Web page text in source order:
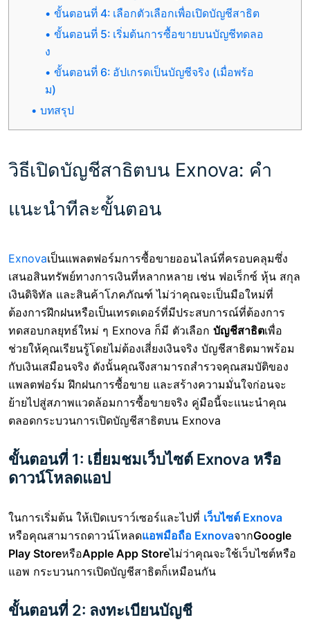
ขั้นตอนที่ 4: เลือกตัวเลือกเพื่อเปิดบัญชีสาธิต
ขั้นตอนที่ 5: เริ่มต้นการซื้อขายบนบัญชีทดลอ
ง
ขั้นตอนที่ 6: อัปเกรดเป็นบัญชีจริง (เมื่อพร้อ
ม)
บทสรุป
วิธีเปิดบัญชีสาธิตบน Exnova: คำ
แนะนำทีละขั้นตอน
Exnovaเป็นแพลตฟอร์มการซื้อขายออนไลน์ที่ครอบคลุมซึ่ง
เสนอสินทรัพย์ทางการเงินที่หลากหลาย เช่น ฟอเร็กซ์ หุ้น สกุล
เงินดิจิทัล และสินค้าโภคภัณฑ์ ไม่ว่าคุณจะเป็นมือใหม่ที่
ต้องการฝึกฝนหรือเป็นเทรดเดอร์ที่มีประสบการณ์ที่ต้องการ
ทดสอบกลยุทธ์ใหม่ ๆ Exnova ก็มี ตัวเลือก บัญชีสาธิตเพื่อ
ช่วยให้คุณเรียนรู้โดยไม่ต้องเสี่ยงเงินจริง บัญชีสาธิตมาพร้อม
กับเงินเสมือนจริง ดังนั้นคุณจึงสามารถสำรวจคุณสมบัติของ
แพลตฟอร์ม ฝึกฝนการซื้อขาย และสร้างความมั่นใจก่อนจะ
ย้ายไปสู่สภาพแวดล้อมการซื้อขายจริง คู่มือนี้จะแนะนำคุณ
ตลอดกระบวนการเปิดบัญชีสาธิตบน Exnova
ขั้นตอนที่ 1: เยี่ยมชมเว็บไซต์ Exnova หรือ
ดาวน์โหลดแอป
ในการเริ่มต้น ให้เปิดเบราว์เซอร์และไปที่ เว็บไซต์ Exnova
หรือคุณสามารถดาวน์โหลดแอพมือถือ ExnovaจากGoogle
Play StoreหรือApple App Storeไม่ว่าคุณจะใช้เว็บไซต์หรือ
แอพ กระบวนการเปิดบัญชีสาธิตก็เหมือนกัน
ขั้นตอนที่ 2: ลงทะเบียนบัญชี